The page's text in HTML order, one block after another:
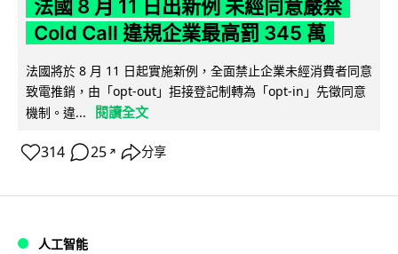
法國 8 月 11 日出新例 未經同意嚴禁
Cold Call 違規企業最高罰 345 萬
法國將於 8 月 11 日起實施新例，全面禁止企業未經消費者同意
致電推銷，由「opt-out」拒接登記制轉為「opt-in」先徵同意
機制。違...
閱讀全文
314 25 ↗ 分享
人工智能